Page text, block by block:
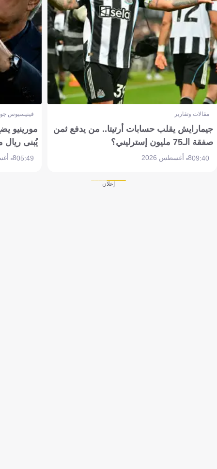
مقالات وتقارير
جيمارايش يقلب حسابات أرتيتا.. من يدفع ثمن
صفقة الـ75 مليون إسترليني؟
09:408 أغسطس 2026
فينيسيوس
مورينيو
يُبنى ريال
05:498 أغسطس 2026
إعلان